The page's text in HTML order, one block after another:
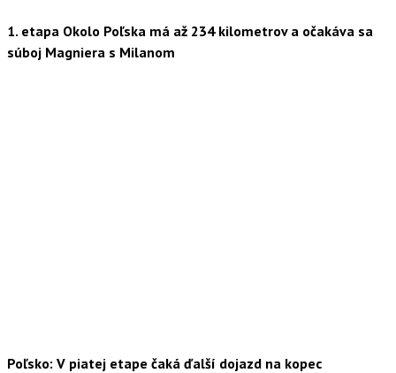
1. etapa Okolo Poľska má až 234 kilometrov a očakáva sa
súboj Magniera s Milanom
Poľsko: V piatej etape čaká ďalší dojazd na kopec